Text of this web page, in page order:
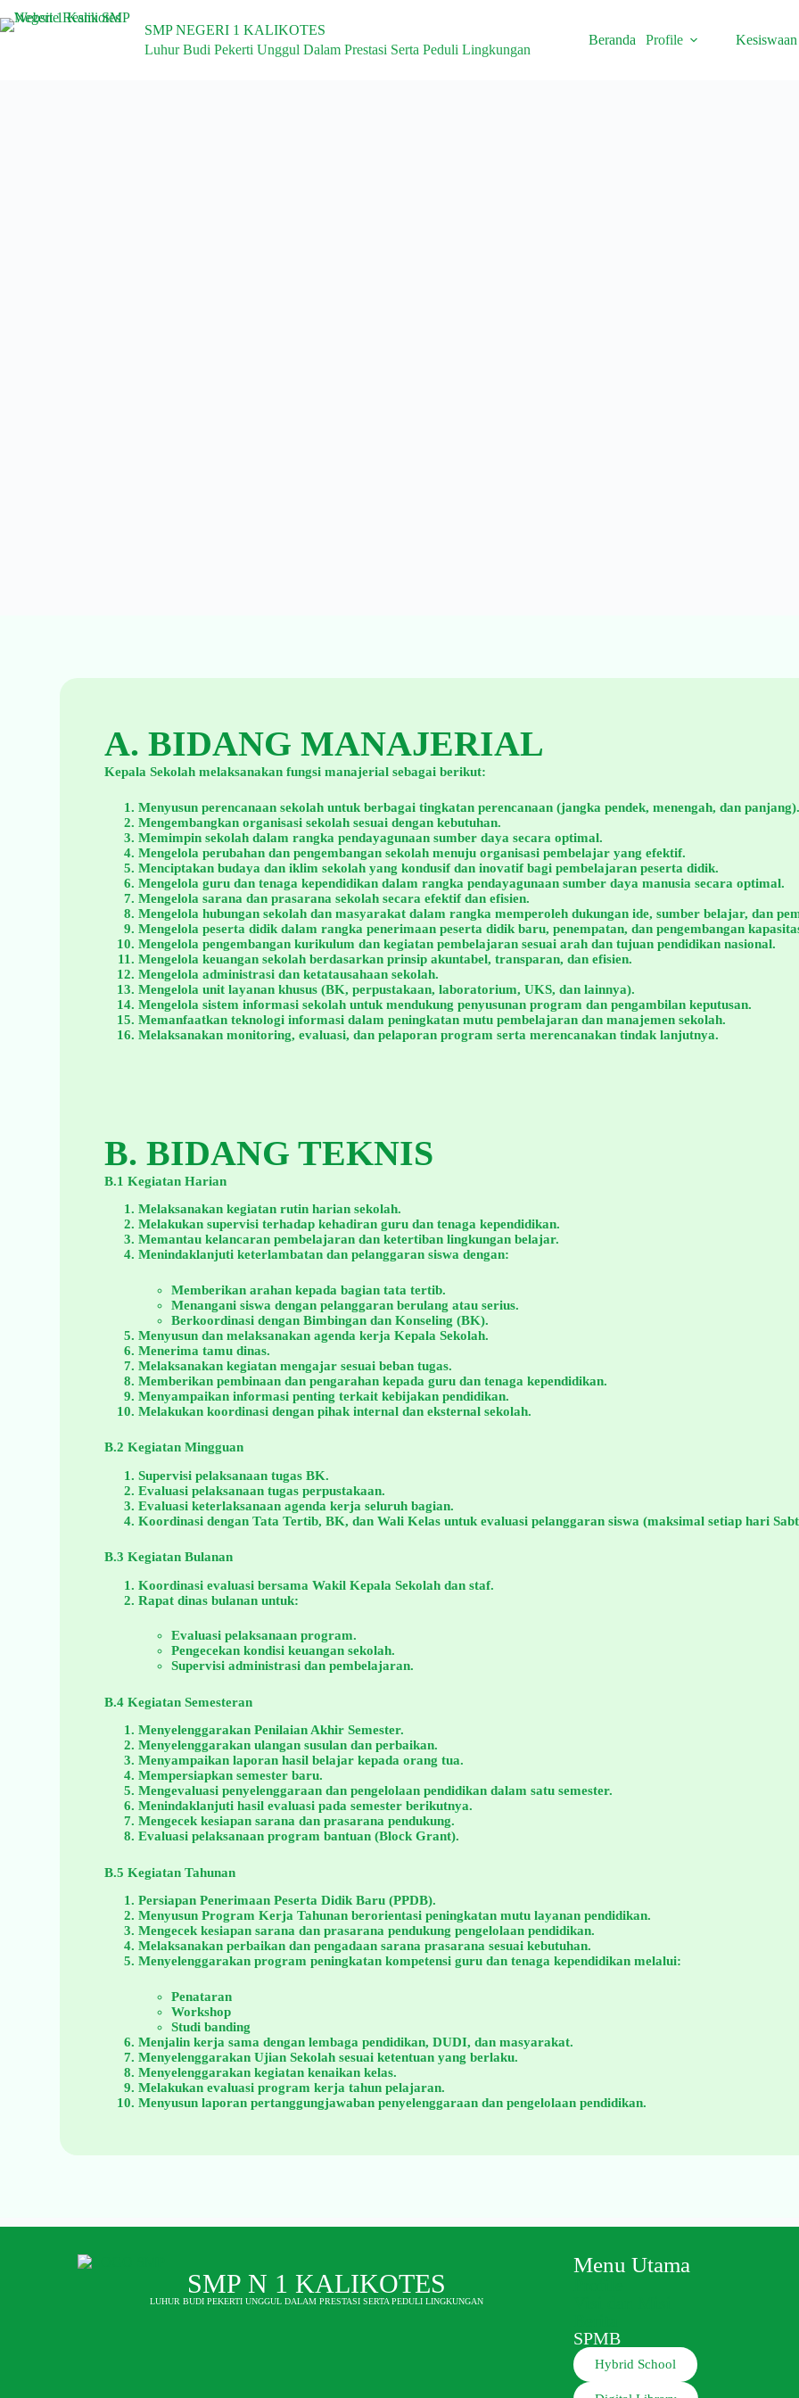
SMP NEGERI 1 KALIKOTES
Luhur Budi Pekerti Unggul Dalam Prestasi Serta Peduli Lingkungan
Beranda Profile Kesiswaan
Program Kerja
Kalikotes
A. BIDANG MANAJERIAL
Kepala Sekolah melaksanakan fungsi manajerial sebagai berikut:
Menyusun perencanaan sekolah untuk berbagai tingkatan perencanaan (jangka pendek, menengah, dan panjang).
Mengembangkan organisasi sekolah sesuai dengan kebutuhan.
Memimpin sekolah dalam rangka pendayagunaan sumber daya secara optimal.
Mengelola perubahan dan pengembangan sekolah menuju organisasi pembelajar yang efektif.
Menciptakan budaya dan iklim sekolah yang kondusif dan inovatif bagi pembelajaran peserta didik.
Mengelola guru dan tenaga kependidikan dalam rangka pendayagunaan sumber daya manusia secara optimal.
Mengelola sarana dan prasarana sekolah secara efektif dan efisien.
Mengelola hubungan sekolah dan masyarakat dalam rangka memperoleh dukungan ide, sumber belajar, dan
Mengelola peserta didik dalam rangka penerimaan peserta didik baru, penempatan, dan pengembangan
Mengelola pengembangan kurikulum dan kegiatan pembelajaran sesuai arah dan tujuan pendidikan nasional.
Mengelola keuangan sekolah berdasarkan prinsip akuntabel, transparan, dan efisien.
Mengelola administrasi dan ketatausahaan sekolah.
Mengelola unit layanan khusus (BK, perpustakaan, laboratorium, UKS, dan lainnya).
Mengelola sistem informasi sekolah untuk mendukung penyusunan program dan pengambilan keputusan.
Memanfaatkan teknologi informasi dalam peningkatan mutu pembelajaran dan manajemen sekolah.
Melaksanakan monitoring, evaluasi, dan pelaporan program serta merencanakan tindak lanjutnya.
B. BIDANG TEKNIS
B.1 Kegiatan Harian
Melaksanakan kegiatan rutin harian sekolah.
Melakukan supervisi terhadap kehadiran guru dan tenaga kependidikan.
Memantau kelancaran pembelajaran dan ketertiban lingkungan belajar.
Menindaklanjuti keterlambatan dan pelanggaran siswa dengan:
Memberikan arahan kepada bagian tata tertib.
Menangani siswa dengan pelanggaran berulang atau serius.
Berkoordinasi dengan Bimbingan dan Konseling (BK).
Menyusun dan melaksanakan agenda kerja Kepala Sekolah.
Menerima tamu dinas.
Melaksanakan kegiatan mengajar sesuai beban tugas.
Memberikan pembinaan dan pengarahan kepada guru dan tenaga kependidikan.
Menyampaikan informasi penting terkait kebijakan pendidikan.
Melakukan koordinasi dengan pihak internal dan eksternal sekolah.
B.2 Kegiatan Mingguan
Supervisi pelaksanaan tugas BK.
Evaluasi pelaksanaan tugas perpustakaan.
Evaluasi keterlaksanaan agenda kerja seluruh bagian.
Koordinasi dengan Tata Tertib, BK, dan Wali Kelas untuk evaluasi pelanggaran siswa (maksimal setiap hari
B.3 Kegiatan Bulanan
Koordinasi evaluasi bersama Wakil Kepala Sekolah dan staf.
Rapat dinas bulanan untuk:
Evaluasi pelaksanaan program.
Pengecekan kondisi keuangan sekolah.
Supervisi administrasi dan pembelajaran.
B.4 Kegiatan Semesteran
Menyelenggarakan Penilaian Akhir Semester.
Menyelenggarakan ulangan susulan dan perbaikan.
Menyampaikan laporan hasil belajar kepada orang tua.
Mempersiapkan semester baru.
Mengevaluasi penyelenggaraan dan pengelolaan pendidikan dalam satu semester.
Menindaklanjuti hasil evaluasi pada semester berikutnya.
Mengecek kesiapan sarana dan prasarana pendukung.
Evaluasi pelaksanaan program bantuan (Block Grant).
B.5 Kegiatan Tahunan
Persiapan Penerimaan Peserta Didik Baru (PPDB).
Menyusun Program Kerja Tahunan berorientasi peningkatan mutu layanan pendidikan.
Mengecek kesiapan sarana dan prasarana pendukung pengelolaan pendidikan.
Melaksanakan perbaikan dan pengadaan sarana prasarana sesuai kebutuhan.
Menyelenggarakan program peningkatan kompetensi guru dan tenaga kependidikan melalui:
Penataran
Workshop
Studi banding
Menjalin kerja sama dengan lembaga pendidikan, DUDI, dan masyarakat.
Menyelenggarakan Ujian Sekolah sesuai ketentuan yang berlaku.
Menyelenggarakan kegiatan kenaikan kelas.
Melakukan evaluasi program kerja tahun pelajaran.
Menyusun laporan pertanggungjawaban penyelenggaraan dan pengelolaan pendidikan.
SMP N 1 KALIKOTES
LUHUR BUDI PEKERTI UNGGUL DALAM PRESTASI SERTA PEDULI LINGKUNGAN
Menu Utama
SPMB
Hybrid School